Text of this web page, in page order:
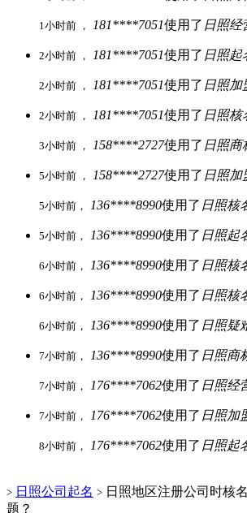
1小时前 ， 181****7051使用了 日照经
2小时前 ， 181****7051使用了 日照起
2小时前 ， 181****7051使用了 日照加
2小时前 ， 181****7051使用了 日照核
3小时前 ， 158****2727使用了 日照商
5小时前 ， 158****2727使用了 日照加
5小时前， 136****8990使用了 日照核
5小时前， 136****8990使用了 日照起
6小时前， 136****8990使用了 日照核
6小时前， 136****8990使用了 日照核
6小时前， 136****8990使用了 日照疑
7小时前， 136****8990使用了 日照商
7小时前， 176****7062使用了 日照经
7小时前， 176****7062使用了 日照加
8小时前， 176****7062使用了 日照起
> 日照公司起名 > 日照地区注册公司时核
题？